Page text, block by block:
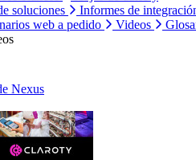
soluciones
Informes de
web a pedido Videos
Nexus